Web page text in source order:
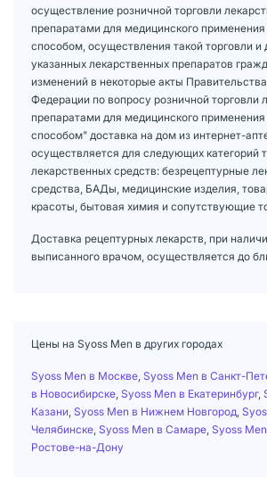
осуществление розничной торговли
препаратами для медицинского
способом, осуществления такой торговли и
указанных лекарственных препаратов
изменений в некоторые акты
Федерации по вопросу розничной торговли
препаратами для медицинского
способом" доставка на дом из интернет-
осуществляется для следующих категорий
лекарственных средств: безрецептурные
средства, БАДы, медицинские изделия,
красоты, бытовая химия и сопутствующие
Доставка рецептурных лекарств, при
выписанного врачом, осуществляется до
Цены на Syoss Men в других городах
Syoss Men в Москве Syoss Men в Санкт-
в Новосибирске Syoss Men в Екатеринбург,
Казани Syoss Men в Нижнем Новгород
Челябинске Syoss Men в Самаре Syoss
Ростове-на-Дону